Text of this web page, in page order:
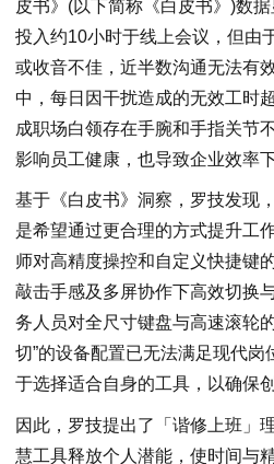
皮书》(以下简称《白皮书》)数
投入约10小时于线上会议，但由
或收音不佳，近半数沟通无法有
中，每日因干扰造成的无效工时
成职场白领存在手腕和手指关节
影响员工健康，也导致企业效率
基于《白皮书》洞察，罗技发现
是希望通过更合理的方式提升工
师对高精度操控和自定义快捷键
敲击手感及多屏协作下高效切换
务人员对全尺寸键盘与高速滚轮
切”的设备配置已无法满足现代岗
于选择适合自身的工具，以确保
因此，罗技提出了「谐修上班
慧工具释放个人潜能，使时间与